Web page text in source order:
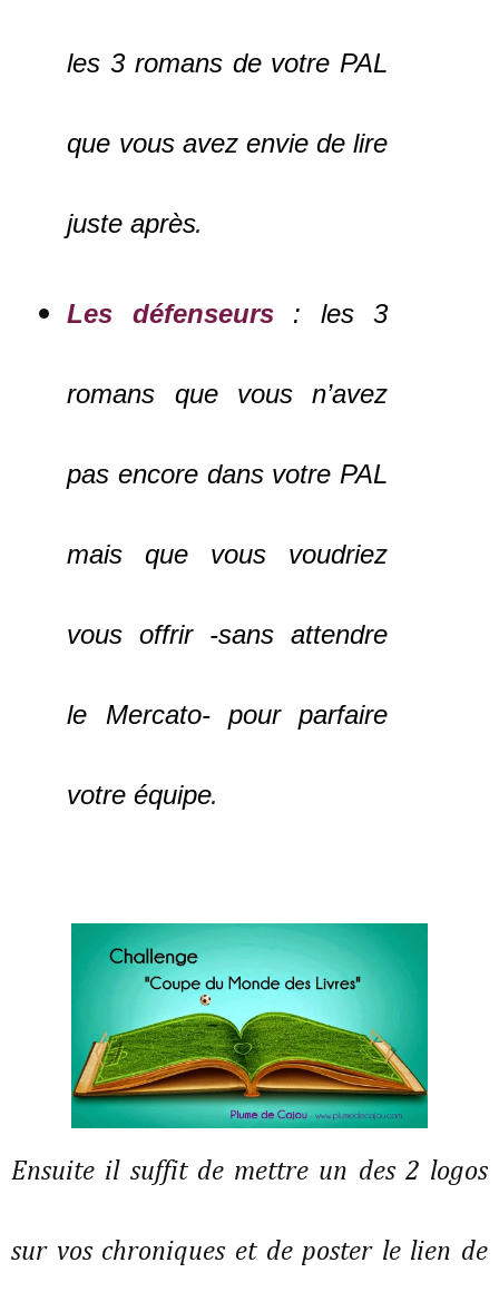
les 3 romans de votre PAL
que vous avez envie de lire
juste après.
Les défenseurs: les 3
romans que vous n’avez
pas encore dans votre PAL
mais que vous voudriez
vous offrir -sans attendre
le Mercato- pour parfaire
votre équipe.
Ensuite il suffit de mettre un des 2 logos
sur vos chroniques et de poster le lien de